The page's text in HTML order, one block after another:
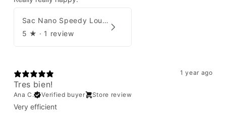
Sac Nano Speedy Louis Vuitton X Yayoi Kusama
5 ★ · 1 review
1 year ago
Tres bien!
Ana C. Verified buyer Store review
Very efficient